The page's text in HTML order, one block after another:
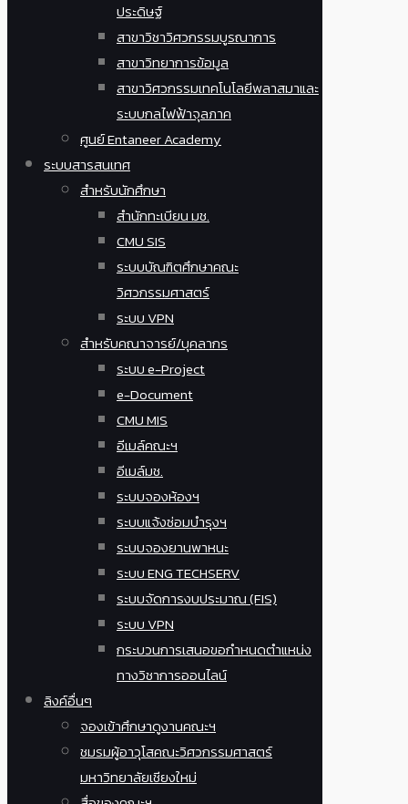
ประดิษฐ์
สาขาวิชาวิศวกรรมบูรณาการ
สาขาวิทยาการข้อมูล
สาขาวิศวกรรมเทคโนโลยีพลาสมาและ
ระบบกลไฟฟ้าจุลภาค
ศูนย์ Entaneer Academy
ระบบสารสนเทศ
สำหรับนักศึกษา
สำนักทะเบียน มช.
CMU SIS
ระบบบัณฑิตศึกษาคณะ
วิศวกรรมศาสตร์
ระบบ VPN
สำหรับคณาจารย์/บุคลากร
ระบบ e-Project
e-Document
CMU MIS
อีเมล์คณะฯ
อีเมล์มช.
ระบบจองห้องฯ
ระบบแจ้งซ่อมบำรุงฯ
ระบบจองยานพาหนะ
ระบบ ENG TECHSERV
ระบบจัดการงบประมาณ (FIS)
ระบบ VPN
กระบวนการเสนอขอกำหนดตำแหน่ง
ทางวิชาการออนไลน์
ลิงค์อื่นๆ
จองเข้าศึกษาดูงานคณะฯ
ชมรมผู้อาวุโสคณะวิศวกรรมศาสตร์
มหาวิทยาลัยเชียงใหม่